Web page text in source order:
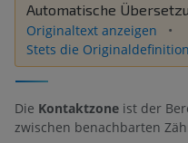
Automatische
Originaltext anzeigen
Stets die
Die Kontaktzone ist der
zwischen benachbarten